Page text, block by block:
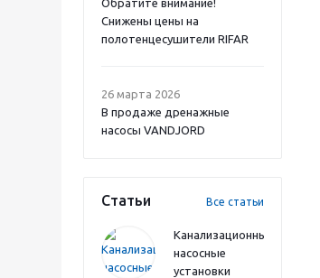
Обратите внимание!
Снижены цены на
полотенцесушители RIFAR
26 марта 2026
В продаже дренажные
насосы VANDJORD
Статьи Все статьи
Канализационные
насосные
установки